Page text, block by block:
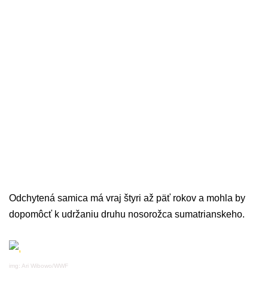
Odchytená samica má vraj štyri až päť rokov a mohla by
dopomôcť k udržaniu druhu nosorožca sumatrianskeho.
img: Ari Wibowo/WWF